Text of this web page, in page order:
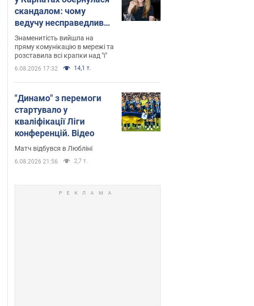
скандалом: чому
ведучу несправедливо
захейтили
Знаменитість вийшла на
пряму комунікацію в мережі та
розставила всі крапки над "і"
6.08.2026 17:32 14,1 т.
"Динамо" з перемоги
стартувало у
кваліфікації Ліги
конференцій. Відео
Матч відбувся в Любліні
6.08.2026 21:56 2,7 т.